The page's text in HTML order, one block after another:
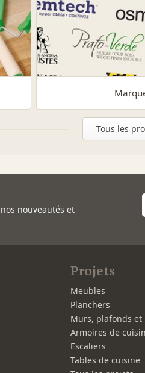
Tous les
nouveautés et
Projets
Meubles
Planchers
Murs, plafonds et
Armoires de
Escaliers
Tables de cuisine